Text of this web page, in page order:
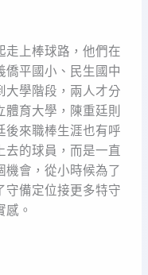
走上棒球路，他們在
僑平國小、民生國中
大學階段，兩人才分
育大學，陳重廷則
後來職棒生涯也有呼
去的球員，而是一直
機會，從小時候為了
守備定位接更多特守
。